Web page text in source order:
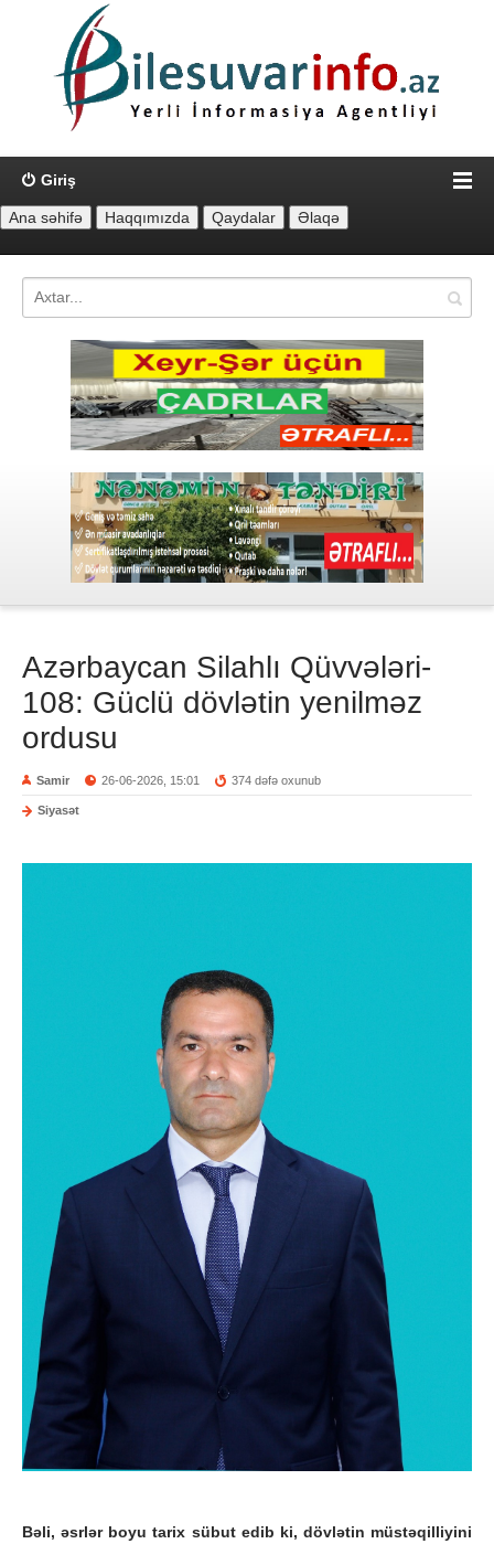
Giriş
Azərbaycan Silahlı Qüvvələri-
108: Güclü dövlətin yenilməz
ordusu
Samir 26-06-2026, 15:01 374 dəfə oxunub
Siyasət
Bəli, əsrlər boyu tarix sübut edib ki, dövlətin müstəqilliyini